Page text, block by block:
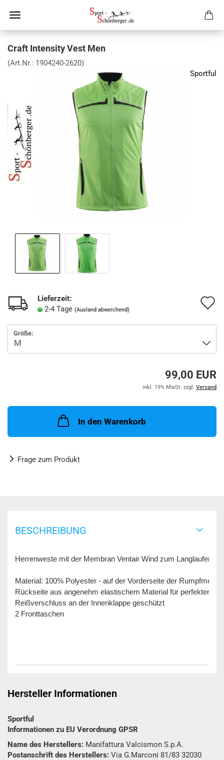
Craft Intensity Vest Men
(Art.Nr.: 1904240-2620)
Sportful
Lieferzeit:
2-4 Tage (Ausland abweichend)
Größe:
99,00 EUR
inkl. 19% MwSt. zzgl. Versand
In den Warenkorb
Frage zum Produkt
BESCHREIBUNG
Herrenweste mit der Membran Ventair Wind zum Langlaufen
Material: 100% Polyester - auf der Vorderseite der
Rückseite aus angenehm elastischem Material für perfekten
Reißverschluss an der Innenklappe geschützt
2 Fronttaschen
Hersteller Informationen
Sportful
Informationen zu EU Verordnung GPSR
Name des Herstellers: Manifattura Valcismon S.p.A.
Postanschrift des Herstellers: Via G.Marconi 81/83 32030